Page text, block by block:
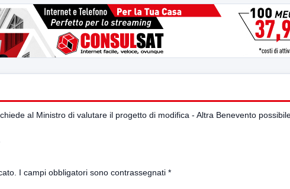
al Ministro di valutare il progetto di modifica - Altra Benevento
I campi obbligatori sono contrassegnati *